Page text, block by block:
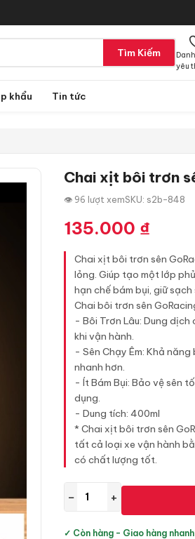
Tìm Kiếm
yêu
khẩu Tin tức
Chai xịt bôi trơn
👁 96 lượt xemSKU: s2b-848
135.000 ₫
Chai xịt bôi trơn sên
lỏng. Giúp tạo một lớp
hạn chế bám bụi, giữ sạch
Chai bôi trơn sên
- Bôi Trơn Lâu: Dung
khi vận hành.
- Sên Chạy Êm: Khả
nhanh hơn.
- Ít Bám Bụi: Bảo vệ sên
dụng.
- Dung tích: 400ml
* Chai xịt bôi trơn sên
tất cả loại xe vận hành
có chất lượng tốt.
− +
✓ Còn hàng - Giao hàng nhanh